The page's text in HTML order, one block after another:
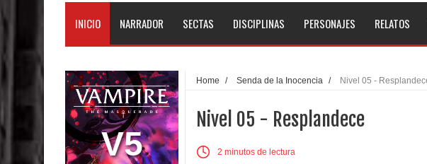
Parte 06: El Trato con los Muertos
Parte 05: Sitiados
Parte 04: Se Descubre el Pastel
Parte 03: Una Piraña en el Bidé
INICIO NARRADOR SECTAS DISCIPLINAS PERSONAJES RELATOS
V5
Home / Senda de la Inocencia / Nivel 05 -
Nivel 05 - Resplandece
2 minutos de lectura